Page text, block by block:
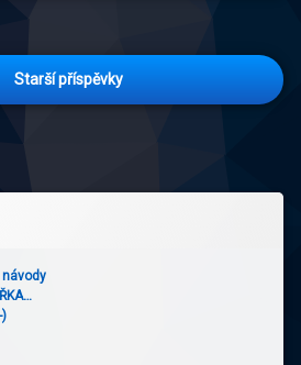
Starší příspěvky
návody
)